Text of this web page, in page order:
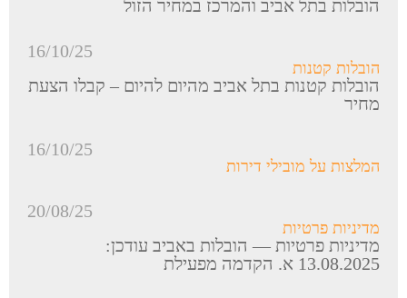
הובלות בתל אביב והמרכז במחיר הזול
16/10/25
הובלות קטנות
הובלות קטנות בתל אביב מהיום להיום – קבלו הצעת
מחיר
16/10/25
המלצות על מובילי דירות
20/08/25
מדיניות פרטיות
מדיניות פרטיות — הובלות באביב עודכן:
13.08.2025 א. הקדמה מפעילת